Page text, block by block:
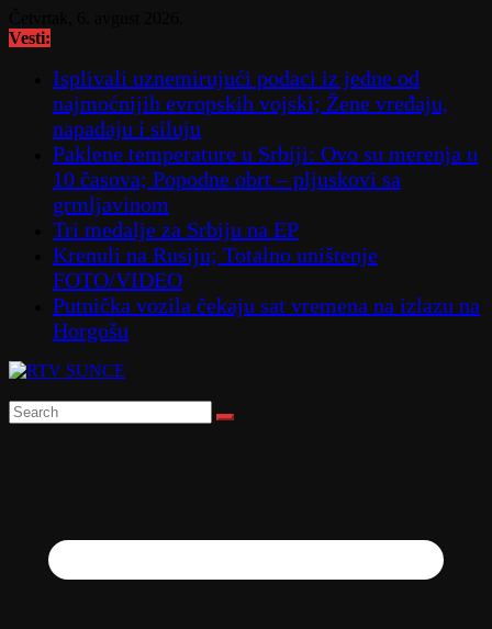
to
Vesti:
Isplivali uznemirujući podaci iz jedne od
najmoćnijih evropskih vojski; Žene vređaju,
napadaju i siluju
Paklene temperature u Srbiji: Ovo su merenja u
10 časova; Popodne obrt – pljuskovi sa
grmljavinom
Tri medalje za Srbiju na EP
Krenuli na Rusiju; Totalno uništenje
FOTO/VIDEO
Putnička vozila čekaju sat vremena na izlazu na
Horgošu